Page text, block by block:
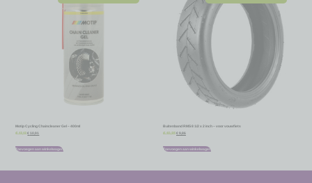
Motip Cycling Chaincleaner Gel – 400ml
€ 12,12 € 10,91
Toevoegen aan winkelwagen
Buitenband RMS 8 1/2 x 2 inch – voor vouwfiets
€ 10,95 € 9,86
Toevoegen aan winkelwagen